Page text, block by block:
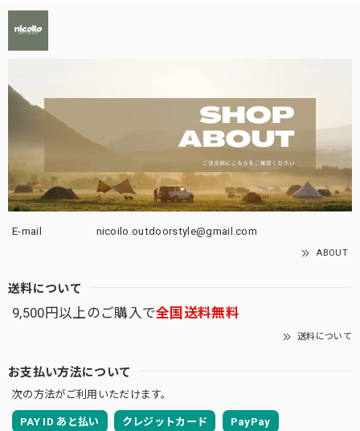
E-mail nicoilo.outdoorstyle@gmail.com
ABOUT
送料について
9,500円以上のご購入で全国送料無料
送料について
お支払い方法について
次の方法がご利用いただけます。
PAY ID あと払い クレジットカード PayPay